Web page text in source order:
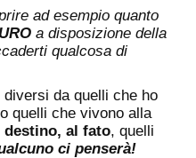
ad esempio quanto
a disposizione della
qualcosa di
da quelli che ho
quelli che vivono alla
destino, al fato, quelli
ci penserà!